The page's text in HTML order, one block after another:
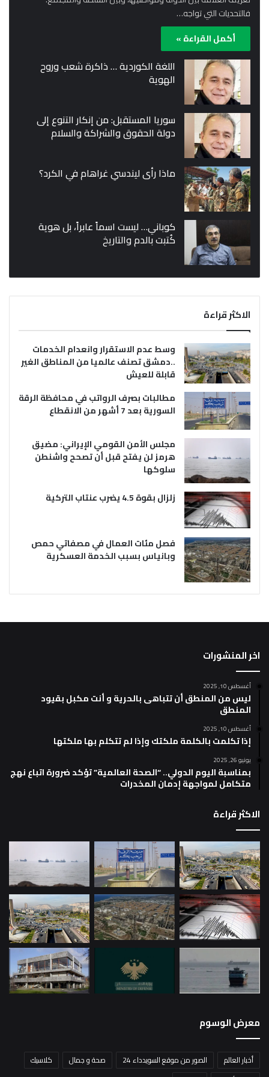
فالتحديات التي تواجه…
أكمل القراءة »
اللغة الكوردية … ذاكرة شعب وروح
الهوية
سوريا المستقبل: من إنكار التنوع إلى
دولة الحقوق والشراكة والسلام
ماذا رأى ليندسي غراهام في الكرد؟
كوباني… ليست اسماً عابراً، بل هوية
كُتبت بالدم والتاريخ
الاكثر قراءة
وسط عدم الاستقرار وانعدام الخدمات
..دمشق تصنف عالميا من المناطق الغير
قابلة للعيش
مطالبات بصرف الرواتب في محافظة الرقة
السورية بعد 7 أشهر من الانقطاع
مجلس الأمن القومي الإيراني: مضيق
هرمز لن يفتح قبل أن تصحح واشنطن
سلوكها
زلزال بقوة 4.5 يضرب عنتاب التركية
فصل مئات العمال في مصفاتي حمص
وبانياس بسبب الخدمة العسكرية
اخر المنشورات
أغسطس 10, 2025
ليس من المنطق أن تتباهى بالحرية و أنت مكبل بقيود
المنطق
أغسطس 10, 2025
إذا تكلمت بالكلمة ملكتك وإذا لم تتكلم بها ملكتها
يونيو 26, 2025
بمناسبة اليوم الدولي.. “الصحة العالمية” تؤكد ضرورة اتباع نهج
متكامل لمواجهة إدمان المخدرات
الاكثر قراءة
معرض الوسوم
أخبار العالم الصور من موقع السويدداء 24 صحة و جمال
كلاسيك